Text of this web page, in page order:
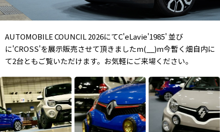
AUTOMOBILE COUNCIL 2026にてC'eLavie'1985' 並び
に'CROSS'を展示販売させて頂きましたm(__)m今暫く畑自内に
て2台ともご覧いただけます。お気軽にご来場ください。